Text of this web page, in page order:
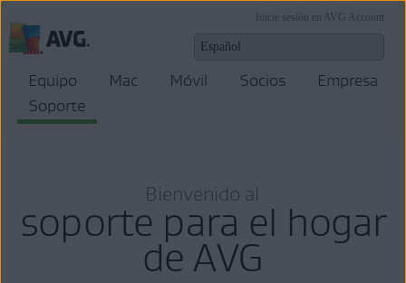
Inicie sesión en AVG Account
Equipo Mac Móvil Socios
Empresa
Soporte
Bienvenido al
soporte para el hogar
de AVG